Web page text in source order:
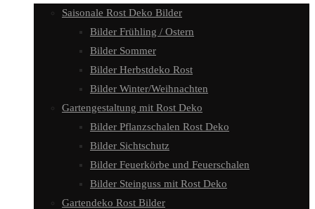
Saisonale Rost Deko Bilder
Bilder Frühling / Ostern
Bilder Sommer
Bilder Herbstdeko Rost
Bilder Winter/Weihnachten
Gartengestaltung mit Rost Deko
Bilder Pflanzschalen Rost Deko
Bilder Sichtschutz
Bilder Feuerkörbe und Feuerschalen
Bilder Steinguss mit Rost Deko
Gartendeko Rost Bilder